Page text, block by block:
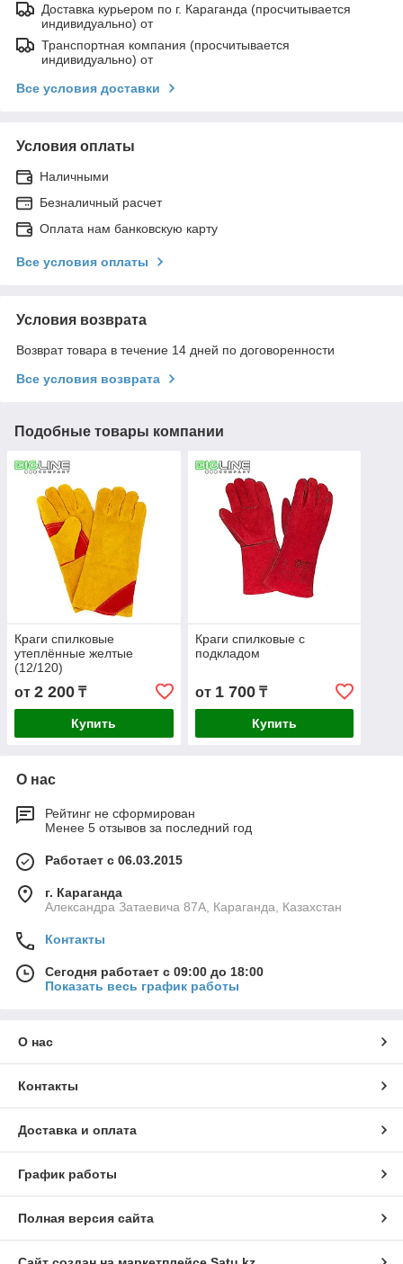
Доставка курьером по г. Караганда (просчитывается
индивидуально) от
Транспортная компания (просчитывается
индивидуально) от
Все условия доставки
Условия оплаты
Наличными
Безналичный расчет
Оплата нам банковскую карту
Все условия оплаты
Условия возврата
Возврат товара в течение 14 дней по договоренности
Все условия возврата
Подобные товары компании
Краги спилковые
утеплённые желтые
(12/120)
от 2 200 ₸
Купить
Краги спилковые с
подкладом
от 1 700₸
Купить
О нас
Рейтинг не сформирован
Менее 5 отзывов за последний год
Работает с 06.03.2015
г. Караганда
Александра Затаевича 87А, Караганда, Казахстан
Контакты
Сегодня работает с 09:00 до 18:00
Показать весь график работы
О нас
Контакты
Доставка и оплата
График работы
Полная версия сайта